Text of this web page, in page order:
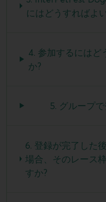
にはどうすればよ
4. 参加するにはど
か?
5. グループ
6. 登録が完了した
場合、そのレース
すか?